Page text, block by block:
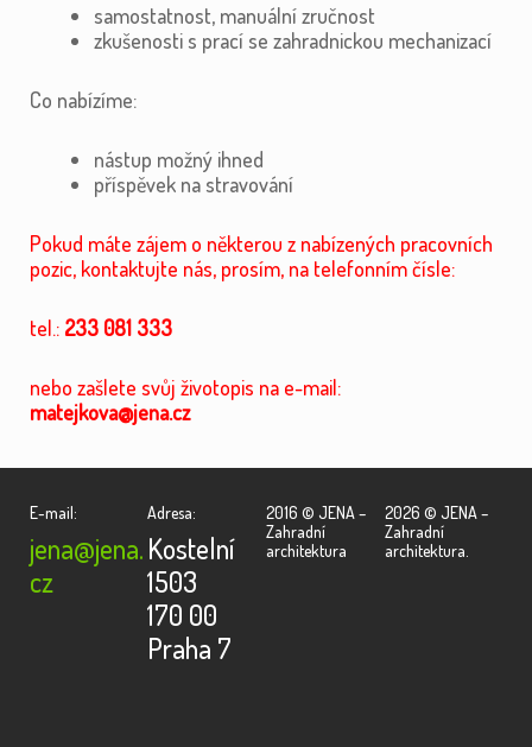
samostatnost, manuální zručnost
zkušenosti s prací se zahradnickou mechanizací
Co nabízíme:
nástup možný ihned
příspěvek na stravování
Pokud máte zájem o některou z nabízených pracovních
pozic, kontaktujte nás, prosím, na telefonním čísle:
tel.: 233 081 333
nebo zašlete svůj životopis na e-mail:
matejkova@jena.cz
E-mail:
jena@jena.
cz
Adresa:
Kostelní
1503
170 00
Praha 7
2016 © JENA –
Zahradní
architektura
2026 © JENA –
Zahradní
architektura.